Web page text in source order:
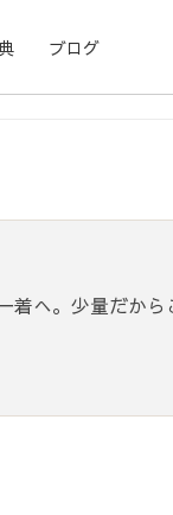
ブログ
着へ。少量だか